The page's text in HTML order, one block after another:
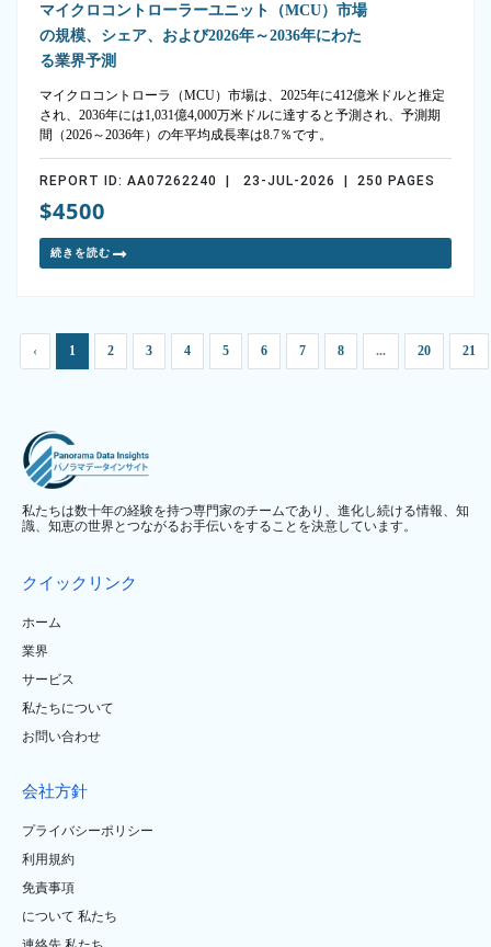
マイクロコントローラーユニット（MCU）市場
の規模、シェア、および2026年～2036年にわた
る業界予測
マイクロコントローラ（MCU）市場は、2025年に412億米ドルと推定
され、2036年には1,031億4,000万米ドルに達すると予測され、予測期
間（2026～2036年）の年平均成長率は8.7％です。
REPORT ID: AA07262240 | 23-JUL-2026 | 250 PAGES
$4500
続きを読む
‹ 1 2 3 4 5 6 7 8 ... 20 21
私たちは数十年の経験を持つ専門家のチームであり、進化し続ける情報、知
識、知恵の世界とつながるお手伝いをすることを決意しています。
クイックリンク
ホーム
業界
サービス
私たちについて
お問い合わせ
会社方針
プライバシーポリシー
利用規約
免責事項
について 私たち